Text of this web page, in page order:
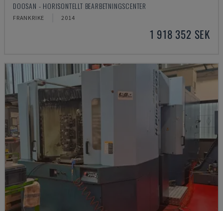
DOOSAN - HORISONTELLT BEARBETNINGSCENTER
FRANKRIKE 2014
1 918 352 SEK